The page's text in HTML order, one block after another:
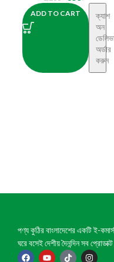
ADD TO CART
ক্যাশ
অন
অর্ডার
করুন
পণ্য কুঠির বাংলাদেশের একটি ই-
ঘরে বসেই দেশীয় দৈনন্দিন সব